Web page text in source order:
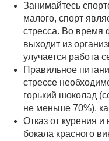
Занимайтесь
малого, спорт
стресса. Во время
выходит из
улучается работа
Правильное
стрессе
горький шоколад
не меньше 70%),
Отказ от курения и
бокала красного